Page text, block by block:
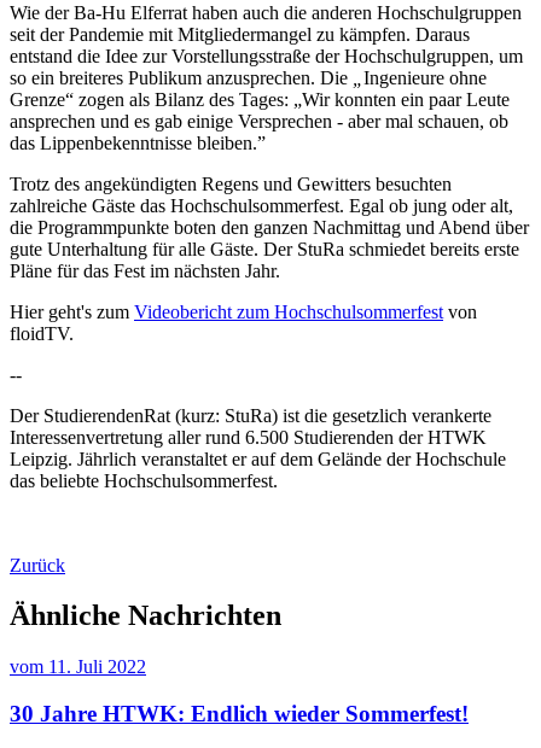
Wie der Ba-Hu Elferrat haben auch die anderen Hochschulgruppen
seit der Pandemie mit Mitgliedermangel zu kämpfen. Daraus
entstand die Idee zur Vorstellungsstraße der Hochschulgruppen, um
so ein breiteres Publikum anzusprechen. Die
Ingenieure ohne
Grenze“ zogen als Bilanz des Tages: „Wir konnten ein paar Leute
ansprechen und es gab einige Versprechen - aber mal schauen, ob
das Lippenbekenntnisse bleiben.”
Trotz des angekündigten Regens und Gewitters besuchten
zahlreiche Gäste das Hochschulsommerfest. Egal ob jung oder alt,
die Programmpunkte boten den ganzen Nachmittag und Abend über
gute Unterhaltung für alle Gäste. Der StuRa schmiedet bereits erste
Pläne für das Fest im nächsten Jahr.
Hier geht's zum Videobericht zum Hochschulsommerfest von
floidTV.
--
Der StudierendenRat (kurz: StuRa) ist die gesetzlich verankerte
Interessenvertretung aller rund 6.500 Studierenden der HTWK
Leipzig. Jährlich veranstaltet er auf dem Gelände der Hochschule
das beliebte Hochschulsommerfest.
Zurück
Ähnliche Nachrichten
vom 11. Juli 2022
30 Jahre HTWK: Endlich wieder Sommerfest!